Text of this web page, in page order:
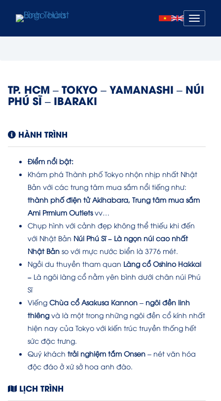
Mở
menu
TP. HCM – TOKYO – YAMANASHI – NÚI
PHÚ SĨ – IBARAKI
HÀNH TRÌNH
Điểm nổi bật:
Khám phá Thành phố Tokyo nhộn nhịp nhất Nhật
Bản với các trung tâm mua sắm nổi tiếng như:
thành phố điện tửAkihabara, Trung tâm mua sắm
Ami Prmium Outletsvv…
Chụp hình với cảnh đẹp không thể thiếu khi đến
với Nhật Bản Núi Phú Sĩ – Là ngọn núi cao nhất
Nhật Bản so với mực nước biển là 3776 mét.
Ngồi du thuyền tham quan Làng cổ Oshino Hakkai
– Là ngôi làng cổ nằm yên bình dưới chân núi Phú
Sĩ
Viếng Chùa cổ Asakusa Kannon – ngôi đền linh
thiêng và là một trong những ngôi đền cổ kính nhất
hiện nay của Tokyo với kiến trúc truyền thống hết
sức đặc trưng.
Quý khách trải nghiệm tắm Onsen – nét văn hóa
độc đáo ở xứ sở hoa anh đào.
LỊCH TRÌNH